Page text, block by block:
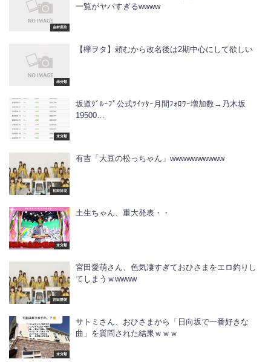
金村美玖
一覧がヤバすぎるwwww
未分類
【欅ヲタ】頼むから改名後は2期中心にして欲しい
未分類
坂道ｸﾞﾙｰﾌﾟ公式ﾂｲｯﾀｰ月間ﾌｫﾛﾜｰ増加数→乃木坂
19500…
松田好花
有吉「大豆の松っちゃん」wwwwwwwwww
未分類
土生ちゃん、重大発表・・
宮田愛萌
宮田愛萌さん、色気凄すぎておひさまをエロ釣りし
てしまうｗwwww
未分類
サトミさん、おひさまから「日向坂で一番好きな
曲」を質問された結果ｗｗｗ